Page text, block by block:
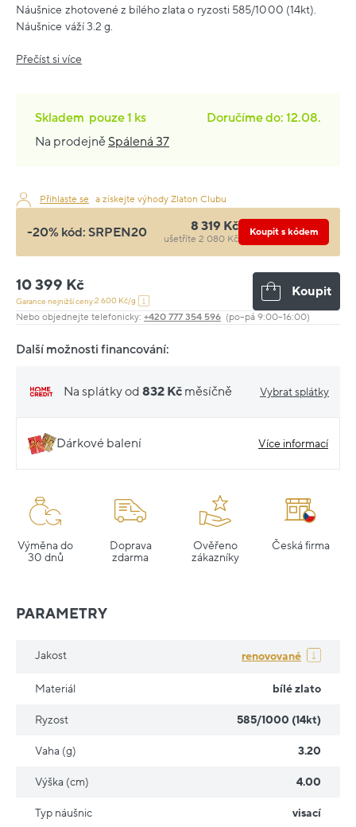
Náušnice zhotovené z bílého zlata o ryzosti 585/1000 (14kt).
Náušnice váží 3.2 g.
Přečíst si více
Skladem pouze1 ks
Doručíme do: 12.08.
Na prodejně Spálená 37
Přihlaste se a získejte výhody Zlaton Clubu
-20% kód: SRPEN20 8 319 Kč
ušetříte 2 080 Kč
Koupit s kódem
10 399 Kč
Garance nejnižší ceny:2 600 Kč/g
Koupit
Nebo objednejte telefonicky: +420 777 354 596 (po–pá 9:00–16:00)
Další možnosti financování:
Na splátky od 832 Kč měsíčně Vybrat splátky
Dárkové balení Více informací
Výměna do
30 dnů
Doprava
zdarma
Ověřeno
zákazníky
Česká firma
PARAMETRY
Jakost renovované
Materiál bílé zlato
Ryzost 585/1000 (14kt)
Vaha (g) 3.20
Výška (cm) 4.00
Typ náušnic visací